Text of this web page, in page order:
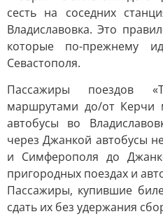
сесть на соседних
Владиславовка. Это
которые по-прежнему
Севастополя.
Пассажиры поездов
маршрутами до/от Керчи
автобусы во
через Джанкой автобусы
и Симферополя до
пригородных поездах и
Пассажиры, купившие
сдать их без удержания